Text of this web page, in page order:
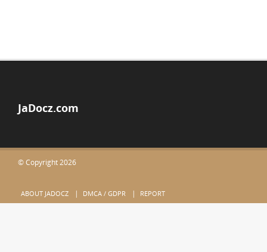
JaDocz.com
© Copyright 2026
ABOUT JADOCZ DMCA / GDPR REPORT